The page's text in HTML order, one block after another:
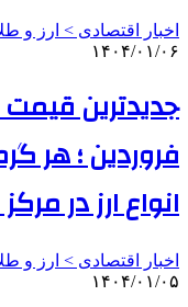
اخبار اقتصادی > ارز و
۱۴۰۴/۰۱/۰۶
انواع ارز در
اخبار اقتصادی > ارز و
۱۴۰۴/۰۱/۰۵